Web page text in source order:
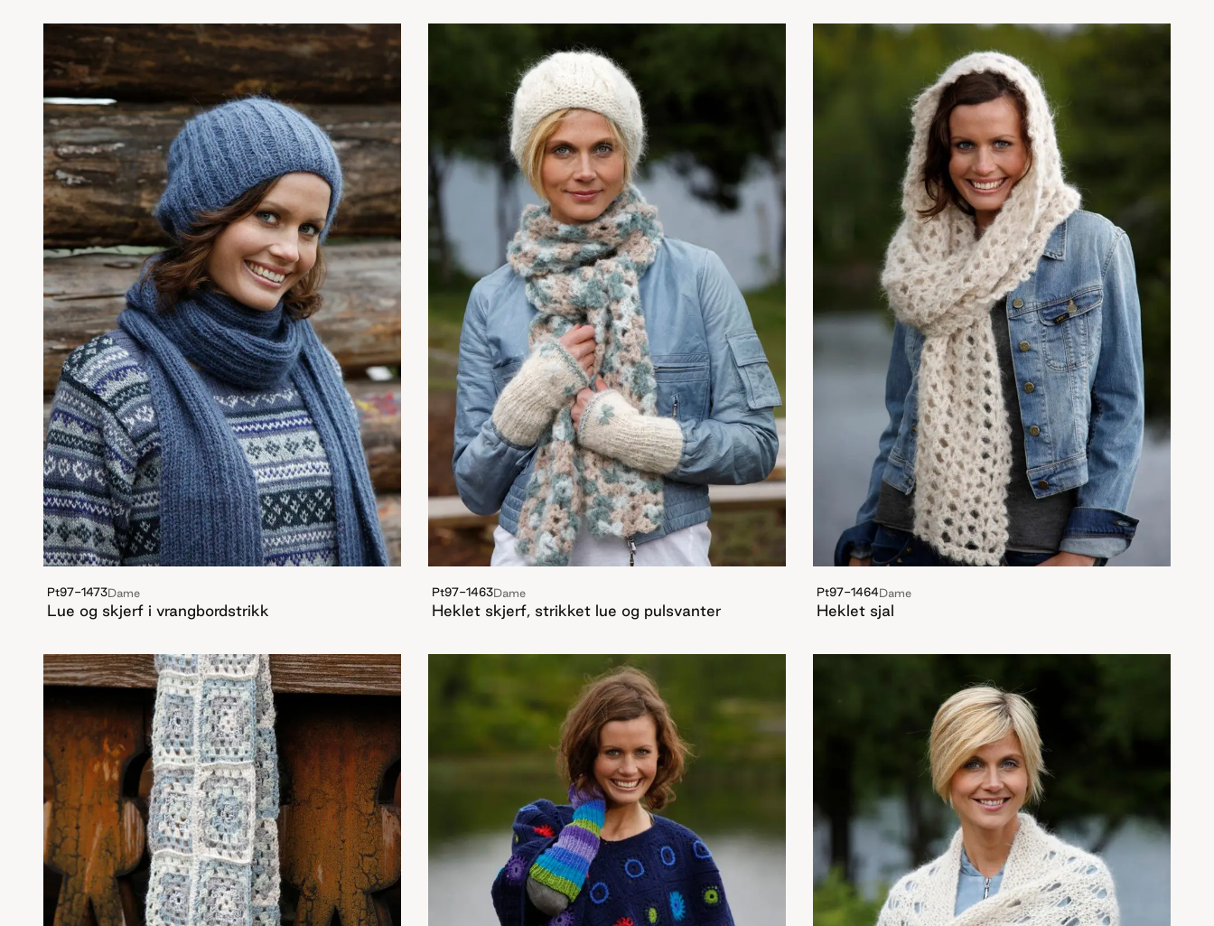
Pt97-1473Dame
Lue og skjerf i vrangbordstrikk
Pt97-1463Dame
Heklet skjerf, strikket lue og pulsvanter
Pt97-1464Dame
Heklet sjal